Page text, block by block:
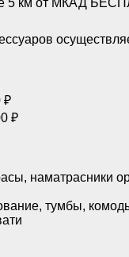
5 км от МКАД
₽
₽
наматрасники
тумбы,